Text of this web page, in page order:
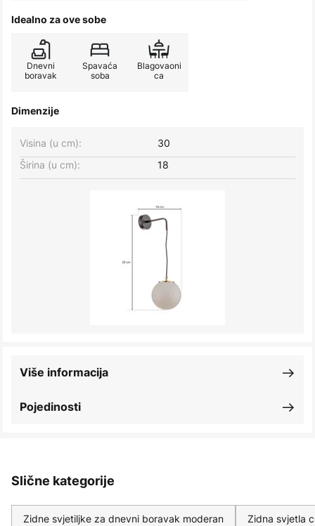
Idealno za ove sobe
Dnevni
boravak
Spavaća
soba
Blagovaoni
ca
Dimenzije
Širina (u cm): 18
Visina (u cm): 30
Pojedinosti
Više informacija
Slične kategorije
Zidne svjetiljke za dnevni boravak moderan Zidna svjetla